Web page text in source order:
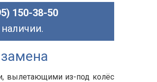
150-38-50
вылетающими из-под колёс